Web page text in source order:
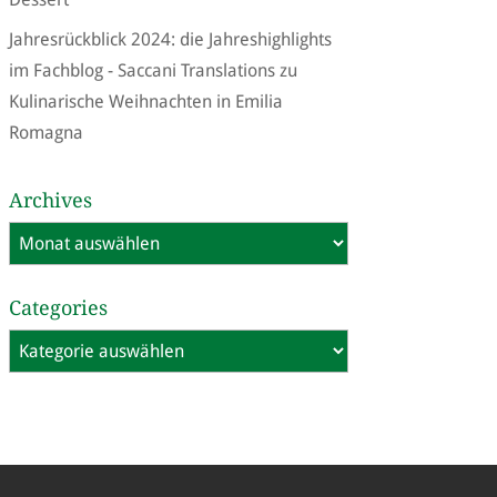
Jahresrückblick 2024: die Jahreshighlights
im Fachblog - Saccani Translationszu
Kulinarische Weihnachten in Emilia
Romagna
Archives
Archives
Categories
Categories